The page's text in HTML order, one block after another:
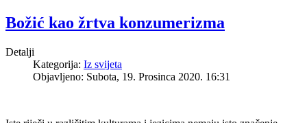
Božić kao žrtva konzumerizma
Detalji
Kategorija: Iz svijeta
Objavljeno: Subota, 19. Prosinca 2020. 16:31